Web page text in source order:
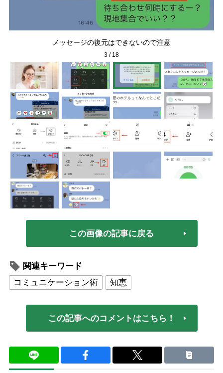
メッセージの復元はできないので注意
3 / 18
この画像の記事に戻る
関連キーワード
コミュニケーション術
知恵
この記事へのコメントはこちら！